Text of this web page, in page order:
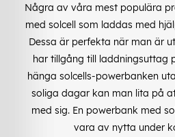
Några av våra mest populära
med solcell som laddas med
Dessa är perfekta när man är
har tillgång till laddningsuttag
hänga solcells-powerbanken
soliga dagar kan man lita på
med sig. En powerbank med
vara av nytta under